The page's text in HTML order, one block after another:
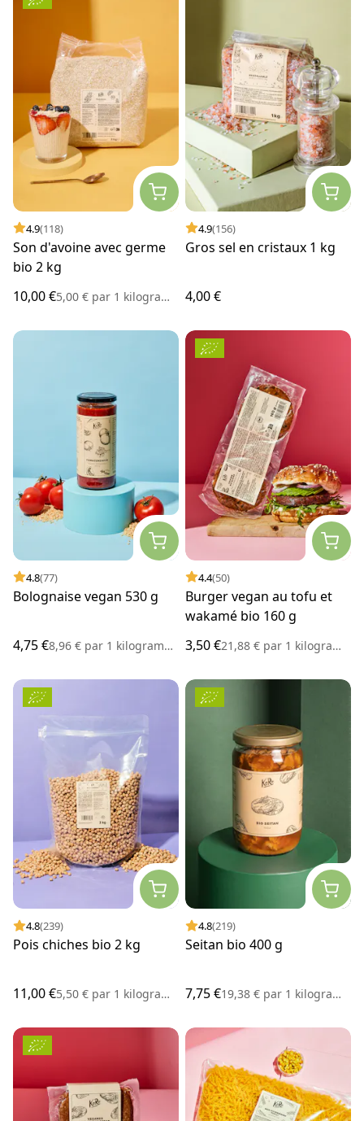
4.9(118)
Son d'avoine avec germe
bio 2 kg
10,00 €5,00 € par 1 kilogramme
4.9(156)
Gros sel en cristaux 1 kg
4,00 €
4.8(77)
Bolognaise vegan 530 g
4,75 €8,96 € par 1 kilogramme
4.4(50)
Burger vegan au tofu et
wakamé bio 160 g
3,50 €21,88 € par 1 kilogramme
4.8(239)
Pois chiches bio 2 kg
11,00 €5,50 € par 1 kilogramme
4.8(219)
Seitan bio 400 g
7,75 €19,38 € par 1 kilogramme